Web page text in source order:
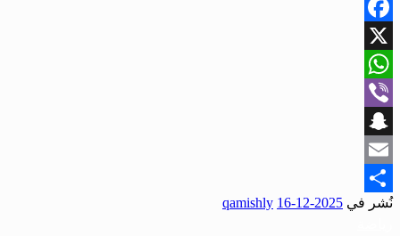
Facebook
X
WhatsApp
Viber
Snapchat
Email
Share
نُشر في 2025-12-16
qamishly